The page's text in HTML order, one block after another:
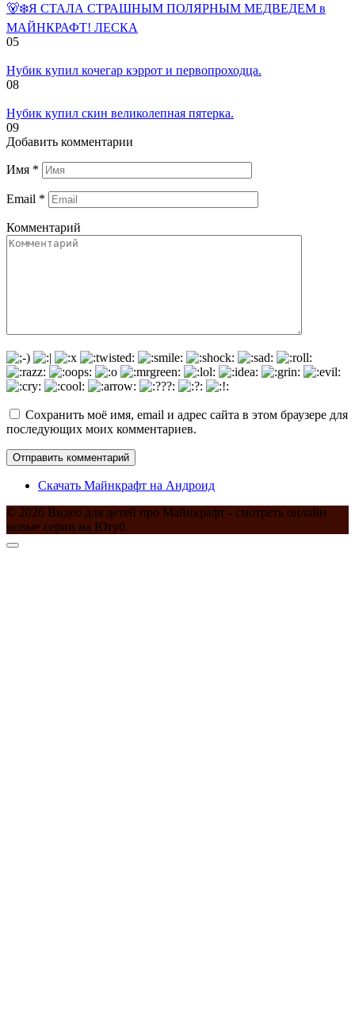
🐻‍❄️Я СТАЛА СТРАШНЫМ ПОЛЯРНЫМ МЕДВЕДЕМ в
МАЙНКРАФТ! ЛЕСКА
05
Нубик купил кочегар кэррот и первопроходца.
08
Нубик купил скин великолепная пятерка.
09
Добавить комментарии
Имя *
Email *
Комментарий
Сохранить моё имя, email и адрес сайта в этом браузере для
последующих моих комментариев.
Скачать Майнкрафт на Андроид
© 2026 Видео для детей про Майнкрафт - смотреть онлайн
новые серии на Ютуб